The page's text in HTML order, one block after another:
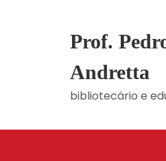
Prof.
Andretta
bibliotecário e